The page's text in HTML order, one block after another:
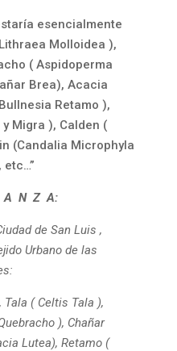
esencialmente
Molloidea ),
( Aspidoperma
Brea), Acacia
Retamo ),
Migra ), Calden (
(Candalia Microphyla
A N Z A:
de San Luis ,
Urbano de las
Tala ( Celtis Tala ),
), Chañar
Lutea), Retamo(